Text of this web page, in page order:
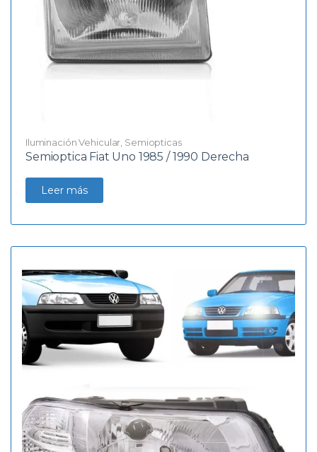
Iluminación Vehicular Semiopticas
Semioptica Fiat Uno 1985 / 1990 Derecha
Leer más